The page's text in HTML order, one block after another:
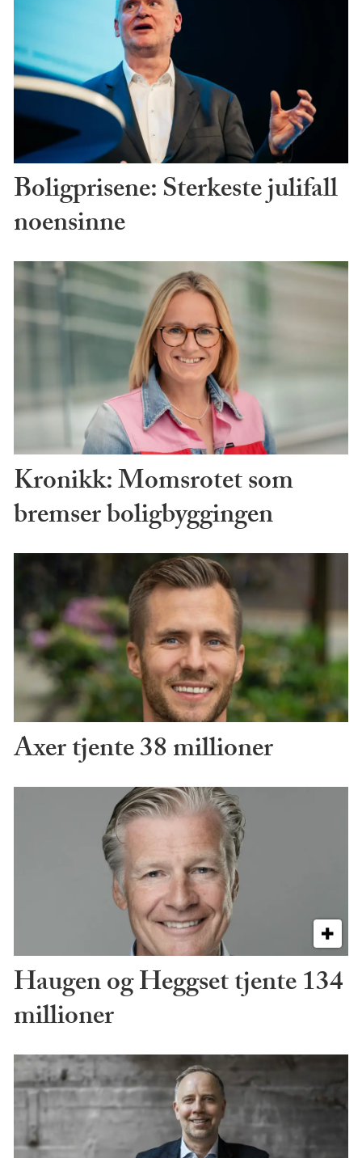
Boligprisene: Sterkeste julifall
noensinne
Kronikk: Momsrotet som
bremser boligbyggingen
Axer tjente 38 millioner
Haugen og Heggset tjente 134
millioner